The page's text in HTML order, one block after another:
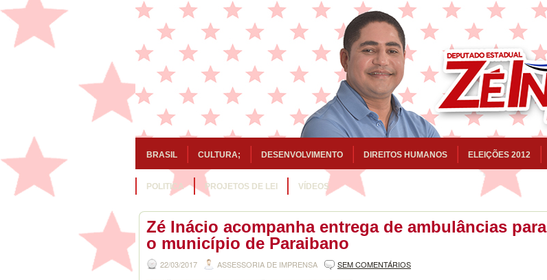
BRASIL CULTURA; DESENVOLVIMENTO DIREITOS HUMANOS ELEIÇÕES 2012
POLITICA PROJETOS DE LEI VÍDEOS
Zé Inácio acompanha entrega de ambulâncias para
o município de Paraibano
22/03/2017 ASSESSORIA DE IMPRENSA SEM COMENTÁRIOS